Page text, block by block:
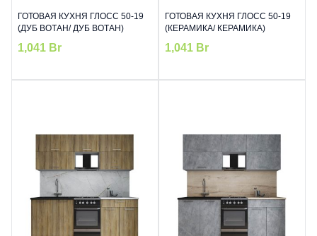
ГОТОВАЯ КУХНЯ ГЛОСС 50-19
(ДУБ ВОТАН/ ДУБ ВОТАН)
1,041 Br
ГОТОВАЯ КУХНЯ ГЛОСС 50-19
(КЕРАМИКА/ КЕРАМИКА)
1,041 Br